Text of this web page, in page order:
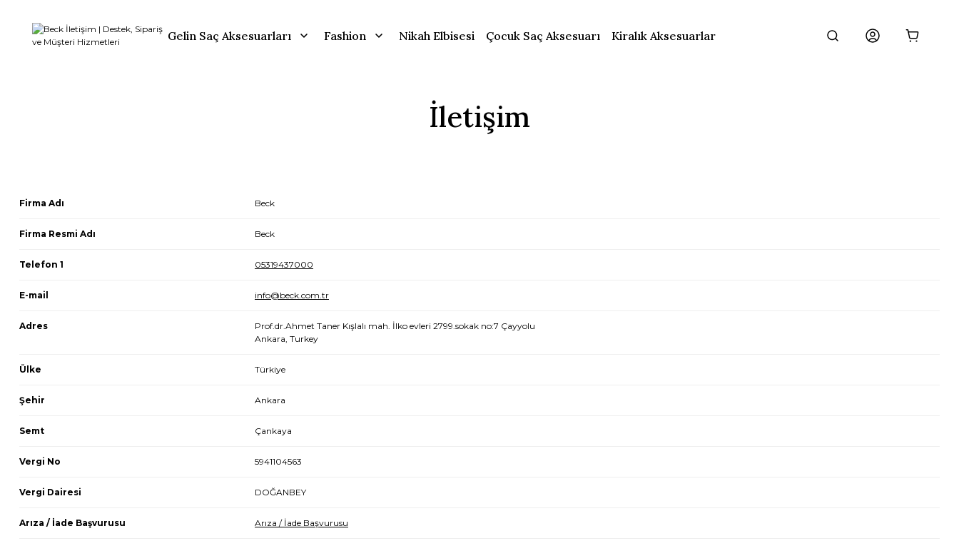
Gelin Saç Aksesuarları Fashion Nikah Elbisesi Çocuk Saç Aksesuarı Kiralık Aksesuarlar
İletişim
Firma Adı Beck
Firma Resmi Adı Beck
Telefon 1 05319437000
E-mail info@beck.com.tr
Adres
Prof.dr.Ahmet Taner Kışlalı mah. İlko evleri 2799.sokak no:7 Çayyolu
Ankara, Turkey
Ülke Türkiye
Şehir Ankara
Semt Çankaya
Vergi No 5941104563
Vergi Dairesi DOĞANBEY
Arıza / İade Başvurusu Arıza / İade Başvurusu